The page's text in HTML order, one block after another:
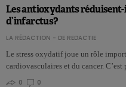
Les antioxydants réduisent-
d’infarctus?
LA RÉDACTION - DE REDACTIE
Le stress oxydatif joue un rôle
cardiovasculaires et du cancer.
0
0